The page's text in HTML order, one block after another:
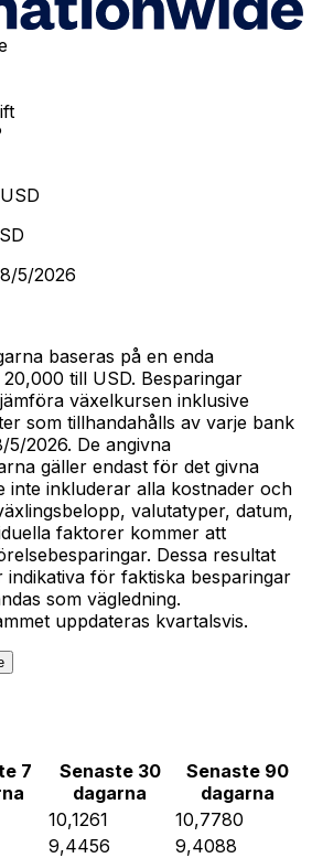
5/2026
baseras på en enda
till USD. Besparingar
växelkursen inklusive
som tillhandahålls av varje bank
5/2026. De angivna
gäller endast för det givna
inte inkluderar alla kostnader och
valutatyper, datum,
faktorer kommer att
Dessa resultat
för faktiska besparingar
som vägledning.
uppdateras kvartalsvis.
7
Senaste 30
dagarna
Senaste 90
dagarna
10,1261
10,7780
9,4456
9,4088